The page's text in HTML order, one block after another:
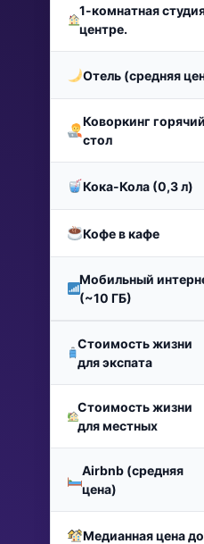
1-комнатная
центре.
Отель (средняя
Коворкинг горячий
стол
Кока-Кола (0,3 л)
Кофе в кафе
Мобильный
(~10 ГБ)
Стоимость жизни
для экспата
Стоимость жизни
для местных
Airbnb (средняя
цена)
Медианная цена